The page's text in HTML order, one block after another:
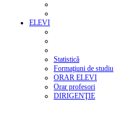
ELEVI
Statistică
Formaţiuni de studiu
ORAR ELEVI
Orar profesori
DIRIGENŢIE